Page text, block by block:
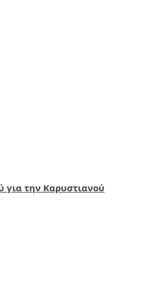
για την Καρυστιανού